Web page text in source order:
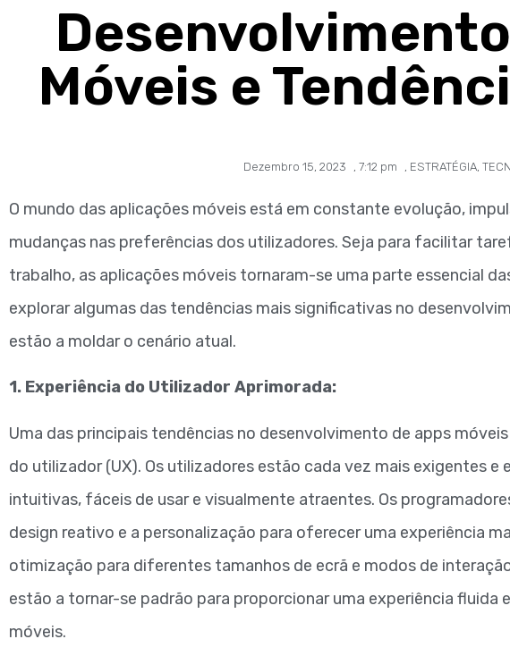
Móveis e
Dezembro 15, 2023 , 7:12 pm , ESTRATÉGIA,
O mundo das aplicações móveis está em constante evolução,
mudanças nas preferências dos utilizadores. Seja para facilitar
trabalho, as aplicações móveis tornaram-se uma parte essencial
explorar algumas das tendências mais significativas no
estão a moldar o cenário atual.
1. Experiência do Utilizador Aprimorada:
Uma das principais tendências no desenvolvimento de apps
do utilizador (UX). Os utilizadores estão cada vez mais exigentes e
intuitivas, fáceis de usar e visualmente atraentes. Os
design reativo e a personalização para oferecer uma experiência
otimização para diferentes tamanhos de ecrã e modos de
estão a tornar-se padrão para proporcionar uma experiência
móveis.